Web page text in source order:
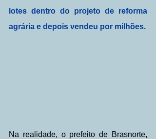
lotes dentro do projeto de reforma
agrária e depois vendeu por milhões.
Na realidade, o prefeito de Brasnorte,